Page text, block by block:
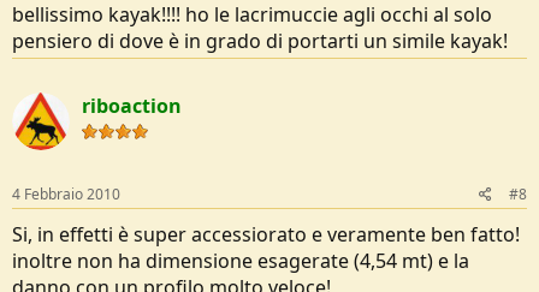
bellissimo kayak!!!! ho le lacrimuccie agli occhi al solo
pensiero di dove è in grado di portarti un simile kayak!
riboaction
4 Febbraio 2010 #8
Si, in effetti è super accessiorato e veramente ben fatto!
inoltre non ha dimensione esagerate (4,54 mt) e la